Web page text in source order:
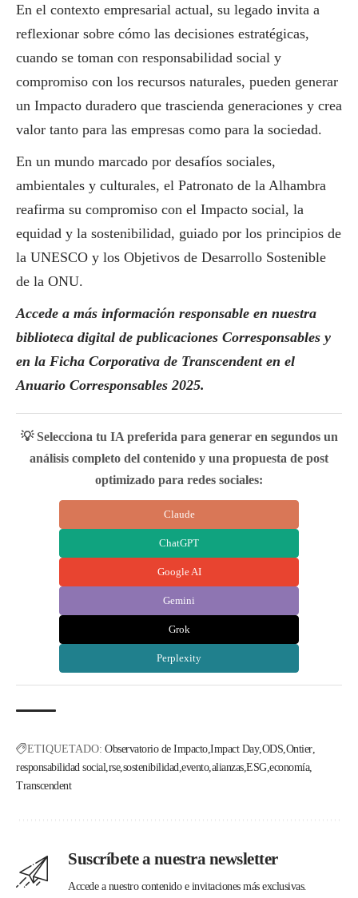
En el contexto empresarial actual, su legado invita a
reflexionar sobre cómo las decisiones estratégicas,
cuando se toman con responsabilidad social y
compromiso con los recursos naturales, pueden generar
un Impacto duradero que trascienda generaciones y crea
valor tanto para las empresas como para la sociedad.
En un mundo marcado por desafíos sociales,
ambientales y culturales, el Patronato de la Alhambra
reafirma su compromiso con el Impacto social, la
equidad y la sostenibilidad, guiado por los principios de
la UNESCO y los Objetivos de Desarrollo Sostenible
de la ONU.
Accede a más información responsable en nuestra
biblioteca digital de publicaciones Corresponsables y
en la Ficha Corporativa de Transcendenten el
Anuario Corresponsables 2025.
💡 Selecciona tu IA preferida para generar en segundos un
análisis completo del contenido y una propuesta de post
optimizado para redes sociales:
Claude
ChatGPT
Google AI
Gemini
Grok
Perplexity
ETIQUETADO: Observatorio de Impacto Impact Day ODS Ontier
responsabilidad social rse sostenibilidad evento alianzas ESG economía
Transcendent
Suscríbete a nuestra newsletter
Accede a nuestro contenido e invitaciones más exclusivas.